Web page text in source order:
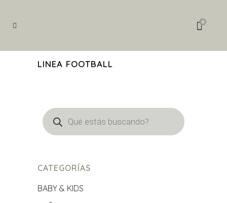
0
LINEA FOOTBALL
Búsqueda
de
productos
CATEGORÍAS
BABY & KIDS